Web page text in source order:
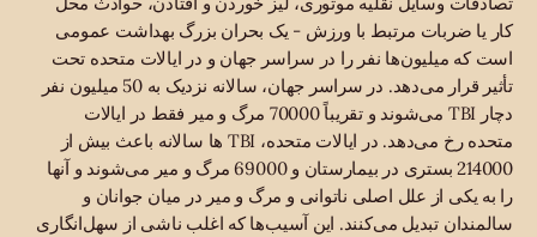
کار یا ضربات مرتبط با ورزش - یک بحران بزرگ بهداشت عمومی
است که میلیون‌ها نفر را در سراسر جهان و در ایالات متحده تحت
تأثیر قرار می‌دهد. در سراسر جهان، سالانه نزدیک به 50 میلیون نفر
دچار TBI می‌شوند و تقریباً 70000 مرگ و میر فقط در ایالات
متحده رخ می‌دهد. در ایالات متحده، TBI ها سالانه باعث بیش از
214000 بستری در بیمارستان و 69000 مرگ و میر می‌شوند و آنها
را به یکی از علل اصلی ناتوانی و مرگ و میر در میان جوانان و
سالمندان تبدیل می‌کنند. این آسیب‌ها که اغلب ناشی از سهل‌انگاری